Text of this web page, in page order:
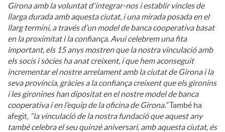
Girona amb la voluntat d'integrar-nos i establir vincles de
llarga durada amb aquesta ciutat, i una mirada posada en el
llarg termini, a través d’un model de banca cooperativa basat
en la proximitat i la confiança. Avui celebrem una fita
important, els 15 anys mostren que la nostra vinculació amb
els socis i sòcies ha anat creixent, i que hem aconseguit
incrementar el nostre arrelament amb la ciutat de Girona i la
seva província, gràcies a la confiança creixent que els gironins
i les gironines han dipositat en el nostre model de banca
cooperativa i en l’equip de la oficina de Girona.”També ha
afegit, “la vinculació de la nostra fundació que aquest any
també celebra el seu quinzè aniversari, amb aquesta ciutat, és